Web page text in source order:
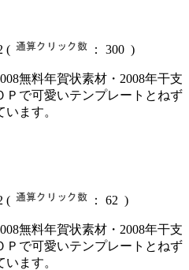
( ： 300 )
無料年賀状素材・2008年干支
Ｐで可愛いテンプレートとねず
ます。
( ： 62 )
無料年賀状素材・2008年干支
Ｐで可愛いテンプレートとねず
ます。